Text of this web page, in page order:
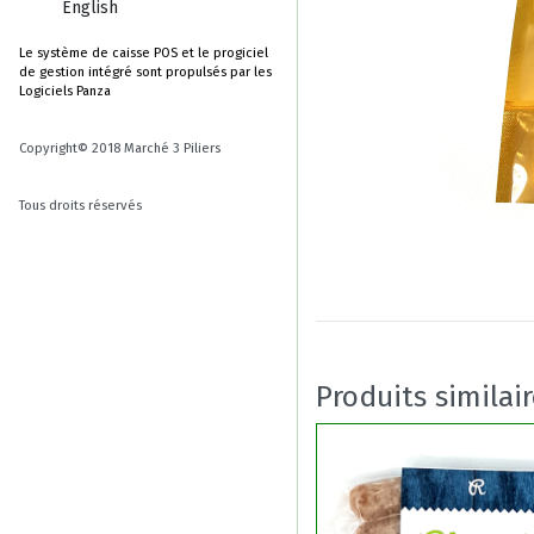
English
Le système de caisse POS et le progiciel
de gestion intégré sont propulsés par les
Logiciels Panza
Copyright© 2018 Marché 3 Piliers
Tous droits réservés
Produits